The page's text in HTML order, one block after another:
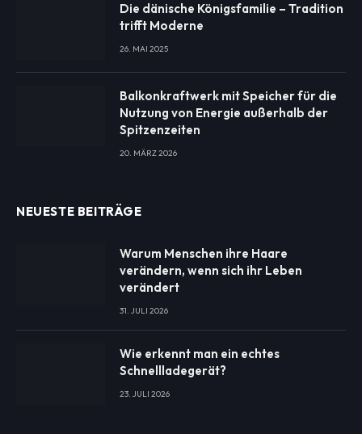
Die dänische Königsfamilie – Tradition
trifft Moderne
26. MAI 2025
Balkonkraftwerk mit Speicher für die
Nutzung von Energie außerhalb der
Spitzenzeiten
20. MÄRZ 2026
NEUESTE BEITRÄGE
Warum Menschen ihre Haare
verändern, wenn sich ihr Leben
verändert
31. JULI 2026
Wie erkennt man ein echtes
Schnellladegerät?
23. JULI 2026